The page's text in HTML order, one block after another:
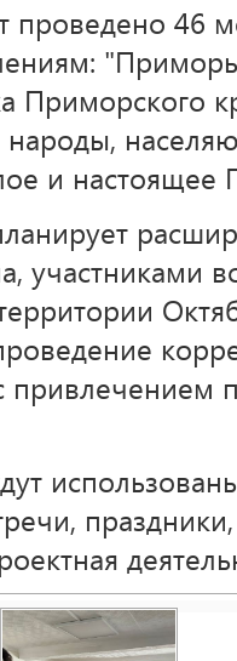
проведено 46
Приморского
народы,
и настоящее
участниками
привлечением